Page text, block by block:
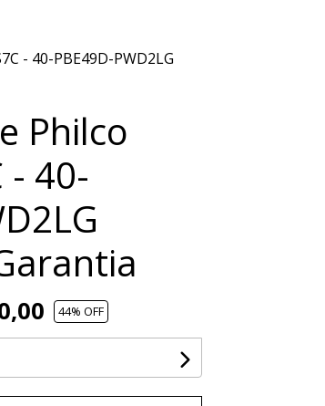
- 40-PBE49D-PWD2LG
Philco
- 40-
44% OFF